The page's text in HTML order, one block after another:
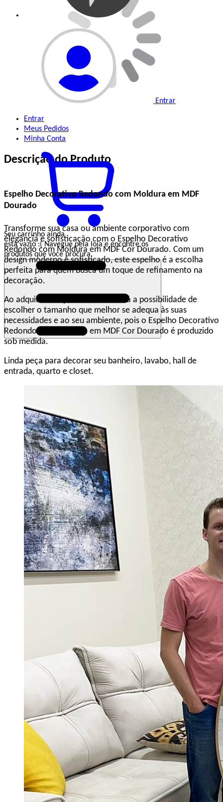
Entrar
Entrar
Meus Pedidos
Minha Conta
Seu carrinho ainda
está vazio :( Navegue pela loja e encontre os
produtos que você procura.
Descrição do Produto
Espelho Decorativo Redondo com Moldura em MDF
Dourado
Transforme sua casa ou ambiente corporativo com
elegância e sofisticação com o Espelho Decorativo
Redondo com Moldura em MDF Cor Dourado. Com um
design moderno e sofisticado, este espelho é a escolha
perfeita para quem busca um toque de refinamento na
decoração.
Ao adquirir este produto, você terá a possibilidade de
escolher o tamanho que melhor se adequa às suas
necessidades e ao seu ambiente, pois o Espelho Decorativo
Redondo com Moldura em MDF Cor Dourado é produzido
sob medida.
Linda peça para decorar seu banheiro, lavabo, hall de
entrada, quarto e closet.